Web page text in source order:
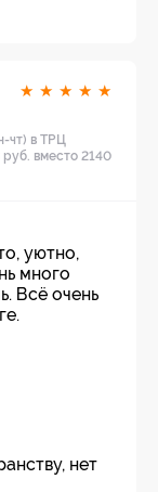
★ ★ ★ ★ ★
чт) в ТРЦ
вместо 2140
уютно,
много
Всё очень
нет